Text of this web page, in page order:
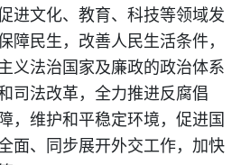
进文化、教育、科技等领域发
障民生，改善人民生活条件，
义法治国家及廉政的政治体系
司法改革，全力推进反腐倡
，维护和平稳定环境，促进国
面、同步展开外交工作，加快